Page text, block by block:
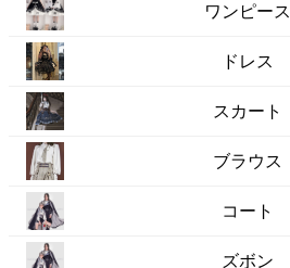
ワンピース
ドレス
スカート
ブラウス
コート
ズボン